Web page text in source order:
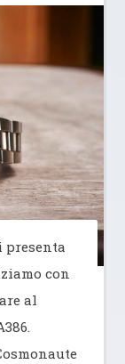
presenta
con
al